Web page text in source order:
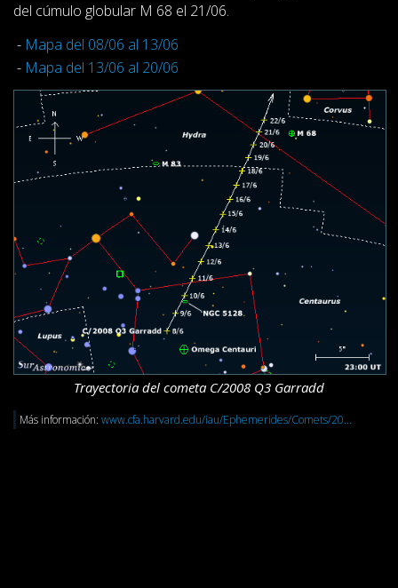
del cúmulo globular M 68 el 21/06.
- Mapa del 08/06 al 13/06
- Mapa del 13/06 al 20/06
Trayectoria del cometa C/2008 Q3 Garradd
Más información: www.cfa.harvard.edu/iau/Ephemerides/Comets/20...